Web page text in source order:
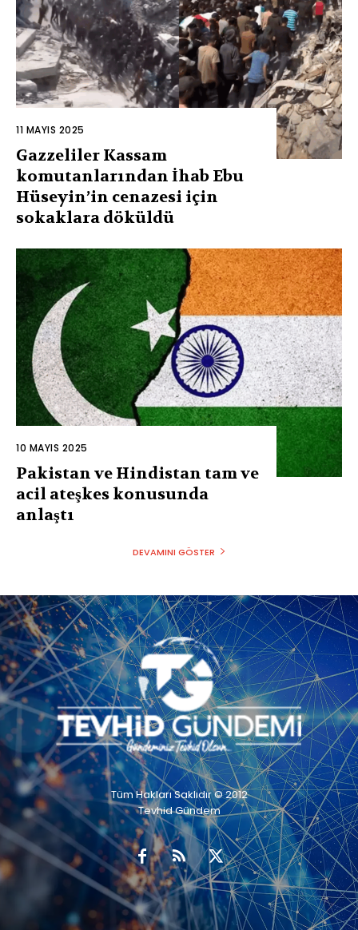
11 MAYIS 2025
Gazzeliler Kassam
komutanlarından İhab Ebu
Hüseyin’in cenazesi için
sokaklara döküldü
10 MAYIS 2025
Pakistan ve Hindistan tam ve
acil ateşkes konusunda
anlaştı
DEVAMINI GÖSTER
Tüm Hakları Saklıdır © 2012
Tevhid Gündem